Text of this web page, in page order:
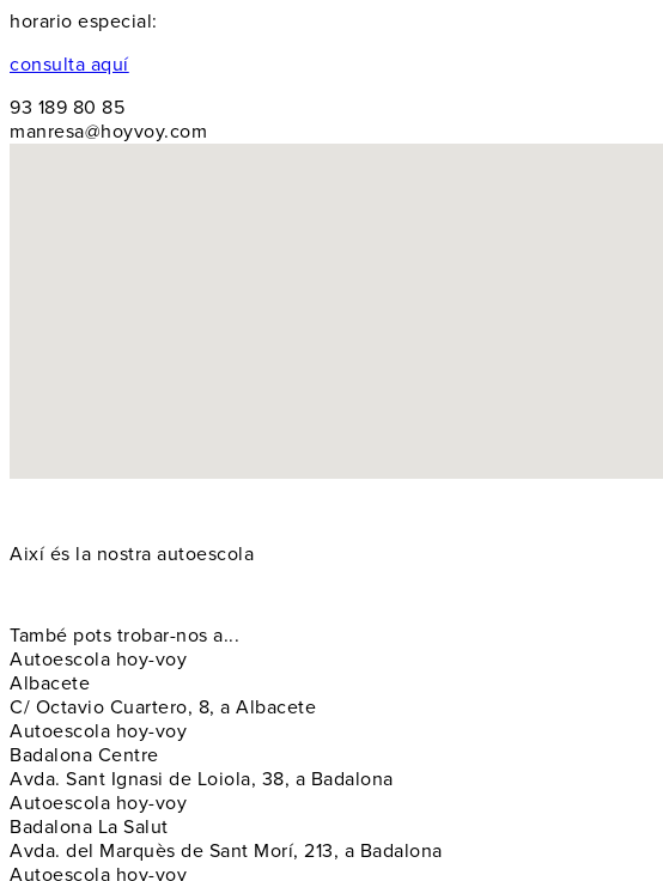
horario especial:
consulta aquí
93 189 80 85
manresa@hoyvoy.com
Així és la nostra autoescola
També pots trobar-nos a...
Autoescola hoy-voy
Albacete
C/ Octavio Cuartero, 8, a Albacete
Autoescola hoy-voy
Badalona Centre
Avda. Sant Ignasi de Loiola, 38, a Badalona
Autoescola hoy-voy
Badalona La Salut
Avda. del Marquès de Sant Morí, 213, a Badalona
Autoescola hoy-voy